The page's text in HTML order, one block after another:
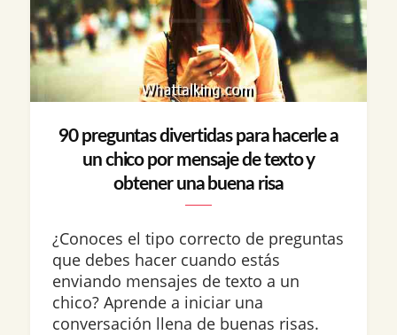
90 preguntas divertidas para hacerle a
un chico por mensaje de texto y
obtener una buena risa
¿Conoces el tipo correcto de preguntas
que debes hacer cuando estás
enviando mensajes de texto a un
chico? Aprende a iniciar una
conversación llena de buenas risas.